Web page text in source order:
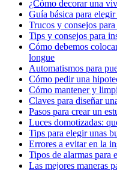
¿Cómo decorar una
Guía básica para
Trucos y consejos
Tips y consejos para
Cómo debemos
longue
Automatismos para
Cómo pedir una
Cómo mantener y
Claves para diseñar
Pasos para crear un
Luces domotizadas:
Tips para elegir unas
Errores a evitar en la
Tipos de alarmas para
Las mejores maneras